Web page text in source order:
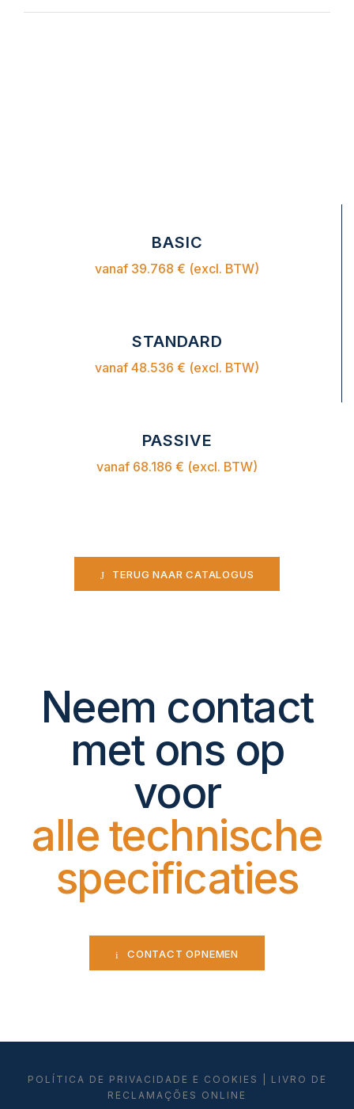
BASIC
vanaf 39.768 € (excl. BTW)
STANDARD
vanaf 48.536 € (excl. BTW)
PASSIVE
vanaf 68.186 € (excl. BTW)
TERUG NAAR CATALOGUS
Neem contact
met ons op
voor
alle technische
specificaties
CONTACT OPNEMEN
POLÍTICA DE PRIVACIDADE E COOKIES
LIVRO DE
RECLAMAÇÕES ONLINE